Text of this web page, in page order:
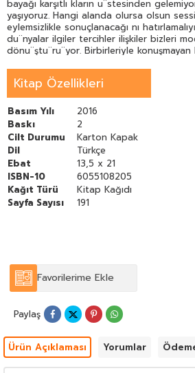
bayağı karşıtlı kların u¨stesinden
yaşıyoruz. Hangi alanda olursa olsun
eylemsizlikle sonuçlanacağı nı
du¨nyalar ilgiler tercihler ilişkiler bizleri
dönu¨ştu¨ru¨yor. Birbirleriyle konuşmayan
tartışmayan kabileler birbirleriyle barbarca
hayatî sorunlar karşısında her zaman
kabilecilikler karşısında acz içerisindeyiz.
Kitap Özellikleri
Basım Yılı
2016
Baskı
2
Cilt Durumu
Karton Kapak
Dil
Türkçe
Ebat
13,5 x 21
ISBN-10
6055108205
Kağıt Türü
Kitap Kağıdı
Sayfa Sayısı
191
Favorilerime Ekle
Paylaş
Ürün Açıklaması Yorumlar